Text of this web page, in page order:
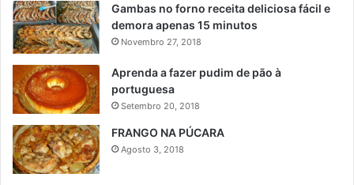
Gambas no forno receita deliciosa fácil e
demora apenas 15 minutos
Novembro 27, 2018
Aprenda a fazer pudim de pão à
portuguesa
Setembro 20, 2018
FRANGO NA PÚCARA
Agosto 3, 2018